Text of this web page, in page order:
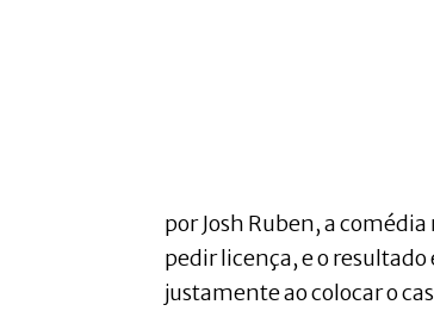
por Josh Ruben, a
pedir licença, e o
justamente ao colocar o